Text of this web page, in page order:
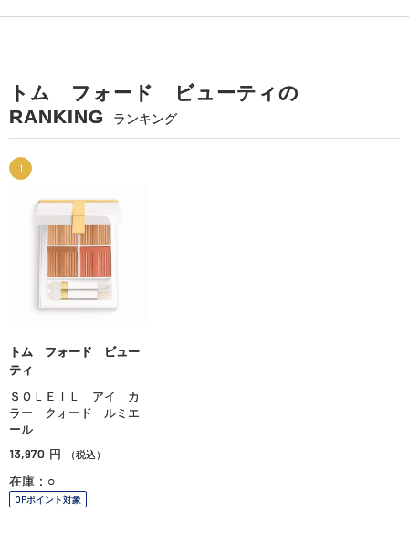
トム フォード ビューティの
RANKING
ランキング
1
トム フォード ビュー
ティ
ＳＯＬＥＩＬ アイ カ
ラー クォード ルミエ
ール
13,970 円 （税込）
在庫：○
OPポイント対象